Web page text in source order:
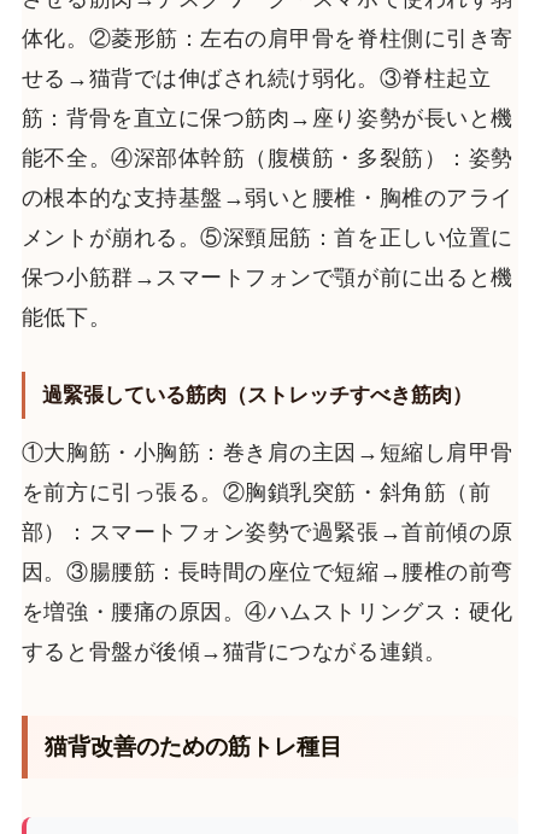
体化。②菱形筋：左右の肩甲骨を脊柱側に引き寄
せる→猫背では伸ばされ続け弱化。③脊柱起立
筋：背骨を直立に保つ筋肉→座り姿勢が長いと機
能不全。④深部体幹筋（腹横筋・多裂筋）：姿勢
の根本的な支持基盤→弱いと腰椎・胸椎のアライ
メントが崩れる。⑤深頸屈筋：首を正しい位置に
保つ小筋群→スマートフォンで顎が前に出ると機
能低下。
過緊張している筋肉（ストレッチすべき筋肉）
①大胸筋・小胸筋：巻き肩の主因→短縮し肩甲骨
を前方に引っ張る。②胸鎖乳突筋・斜角筋（前
部）：スマートフォン姿勢で過緊張→首前傾の原
因。③腸腰筋：長時間の座位で短縮→腰椎の前弯
を増強・腰痛の原因。④ハムストリングス：硬化
すると骨盤が後傾→猫背につながる連鎖。
猫背改善のための筋トレ種目